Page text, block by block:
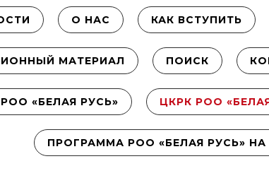
О НАС КАК ВСТУПИТЬ
МАТЕРИАЛ ПОИСК
«БЕЛАЯ РУСЬ» ЦКРК РОО
ПРОГРАММА РОО «БЕЛАЯ РУСЬ» НА